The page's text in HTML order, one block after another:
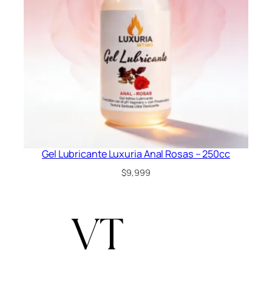
Gel Lubricante Luxuria Anal Rosas – 250cc
$9,999